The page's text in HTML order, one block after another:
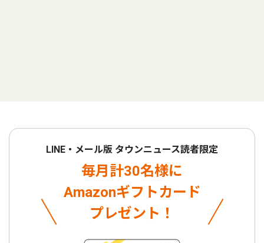
LINE・メール版 タウンニュース読者限定
毎月計30名様に
Amazonギフトカード
プレゼント！